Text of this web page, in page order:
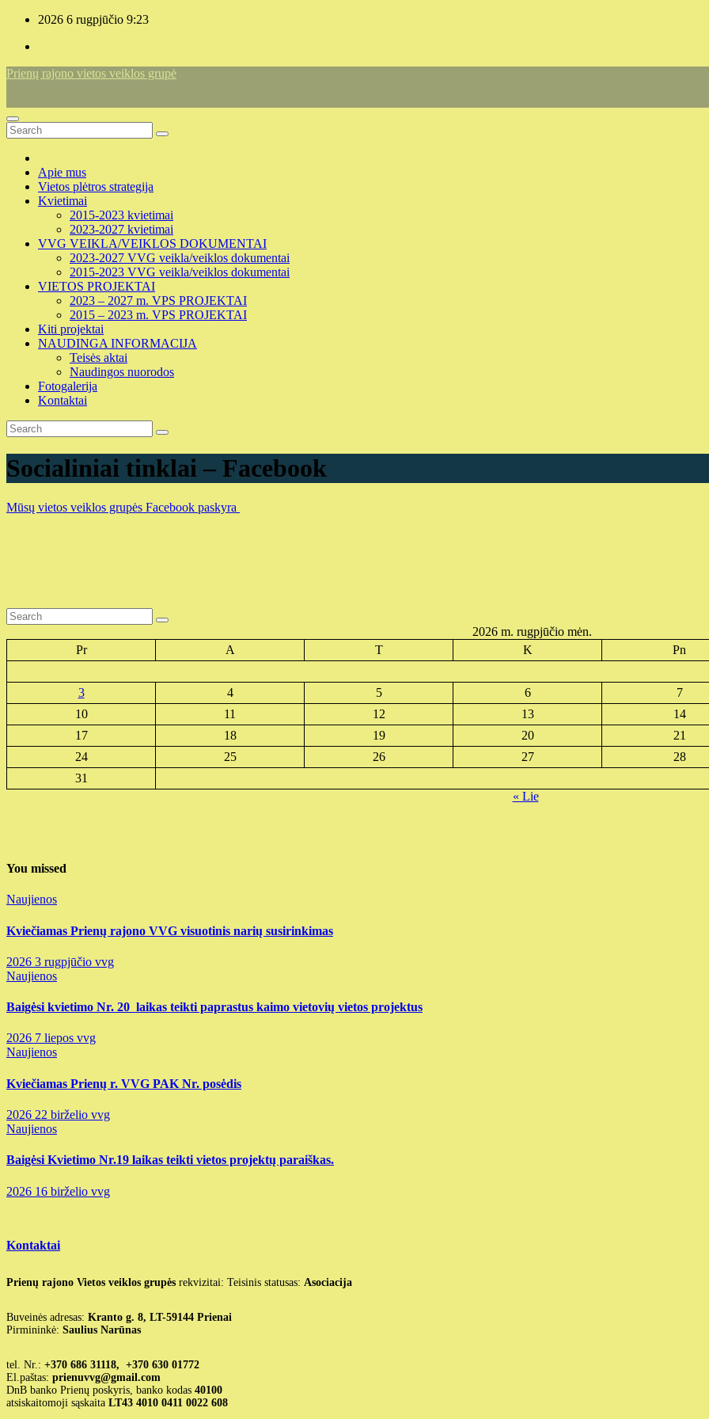
Skip
content
2026 6 rugpjūčio 9:23
Prienų rajono vietos veiklos grupė
Apie mus
Vietos plėtros strategija
Kvietimai
2015-2023 kvietimai
2023-2027 kvietimai
VVG VEIKLA/VEIKLOS DOKUMENTAI
2023-2027 VVG veikla/veiklos dokumentai
2015-2023 VVG veikla/veiklos dokumentai
VIETOS PROJEKTAI
2023 – 2027 m. VPS PROJEKTAI
2015 – 2023 m. VPS PROJEKTAI
Kiti projektai
NAUDINGA INFORMACIJA
Teisės aktai
Naudingos nuorodos
Fotogalerija
Kontaktai
Socialiniai tinklai – Facebook
Mūsų vietos veiklos grupės Facebook paskyra
2026 m. rugpjūčio mėn.
Pr
A T K Pn
3
4 5 6 7
10
11 12 13 14
17
18 19 20 21
24
25 26 27 28
31
« Lie
You missed
Naujienos
Kviečiamas Prienų rajono VVG visuotinis narių susirinkimas
2026 3 rugpjūčio vvg
Naujienos
Baigėsi kvietimo Nr. 20 laikas teikti paprastus kaimo vietovių vietos projektus
2026 7 liepos vvg
Naujienos
Kviečiamas Prienų r. VVG PAK Nr. posėdis
2026 22 birželio vvg
Naujienos
Baigėsi Kvietimo Nr.19 laikas teikti vietos projektų paraiškas.
2026 16 birželio vvg
Kontaktai
Prienų rajono Vietos veiklos grupės rekvizitai: Teisinis statusas: Asociacija
Buveinės adresas: Kranto g. 8, LT-59144 Prienai
Pirmininkė: Saulius Narūnas
tel. Nr.: +370 686 31118, +370 630 01772
El.paštas: prienuvvg@gmail.com
DnB banko Prienų poskyris, banko kodas 40100
atsiskaitomoji sąskaita LT43 4010 0411 0022 608